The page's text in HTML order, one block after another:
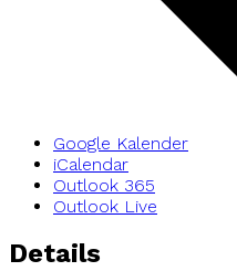
Google Kalender
iCalendar
Outlook 365
Outlook Live
Details